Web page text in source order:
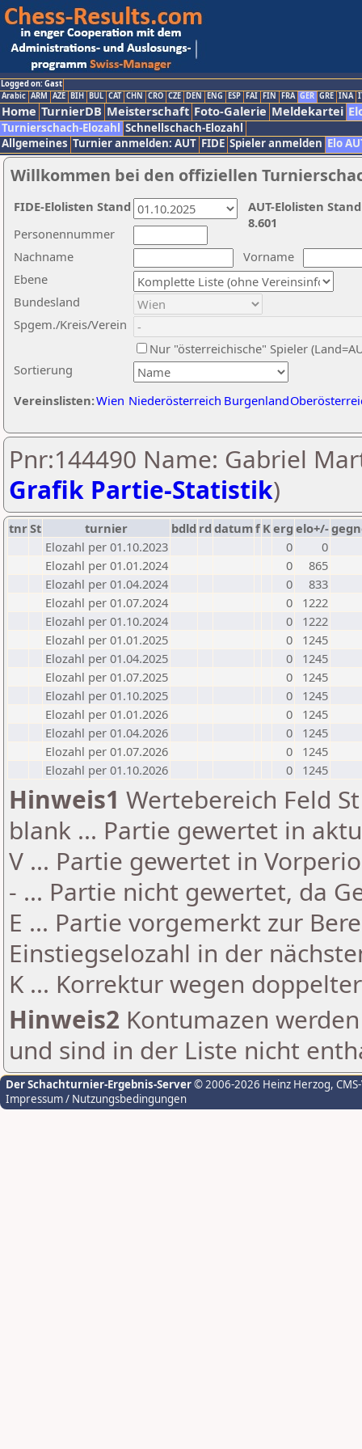
Logged on: Gast
Arabic ARM AZE BIH BUL CAT CHN CRO CZE DEN ENG ESP FAI FIN FRA GER GRE INA
Home TurnierDB Meisterschaft Foto-Galerie Meldekartei
Turnierschach-Elozahl Schnellschach-Elozahl
Allgemeines Turnier anmelden: AUT FIDE Spieler anmelden Elo
Willkommen bei den offiziellen
Nachname
Vorname
Ebene
Sortierung
Personennummer
Bundesland
Spgem./Kreis/Verein
Nur "österreichische" Spieler
Vereinslisten:Wien Niederösterreich Burgenland
AUT-Elolisten
8.601
FIDE-Elolisten Stand
Pnr:144490 Name: Gabriel
Grafik Partie-Statistik)
tnrSt turnier bdld rd datumf Kerg elo+/-
Elozahl per 01.10.2023
0
0
Elozahl per 01.01.2024
0
865
Elozahl per 01.04.2024
0
833
Elozahl per 01.07.2024
0
1222
Elozahl per 01.10.2024
0
1222
Elozahl per 01.01.2025
0
1245
Elozahl per 01.04.2025
0
1245
Elozahl per 01.07.2025
0
1245
Elozahl per 01.10.2025
0
1245
Elozahl per 01.01.2026
0
1245
Elozahl per 01.04.2026
0
1245
Elozahl per 01.07.2026
0
1245
Elozahl per 01.10.2026
0 1245
Hinweis1 Wertebereich Feld
blank ... Partie gewertet in
V ... Partie gewertet in
- ... Partie nicht gewertet, da
E ... Partie vorgemerkt zur
Einstiegselozahl in der
K ... Korrektur wegen
Hinweis2 Kontumazen
und sind in der Liste nicht
Der Schachturnier-Ergebnis-Server© 2006-2026 Heinz Herzog,
Impressum / Nutzungsbedingungen